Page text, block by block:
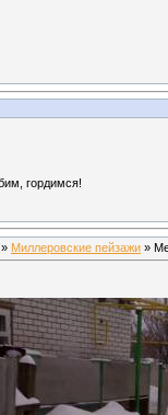
гордимся!
» Миллеровские пейзажи »